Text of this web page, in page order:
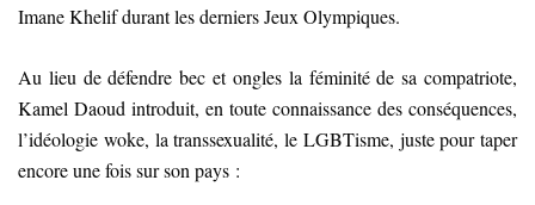
Imane Khelif durant les derniers Jeux Olympiques.
Au lieu de défendre bec et ongles la féminité de sa compatriote,
Kamel Daoud introduit, en toute connaissance des conséquences,
l’idéologie woke, la transsexualité, le LGBTisme, juste pour taper
encore une fois sur son pays :